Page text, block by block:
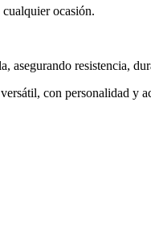
ocasión.
asegurando resistencia,
con personalidad y